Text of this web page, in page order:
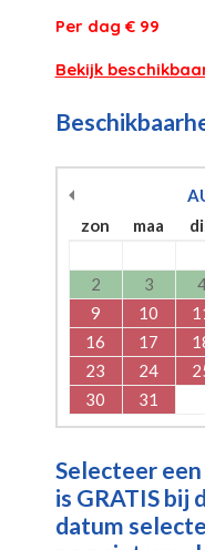
Per dag € 99
Bekijk
zon
maa
2
3
9
10
16
17
23
24
30
31
Selecteer
is GRATIS bij
datum